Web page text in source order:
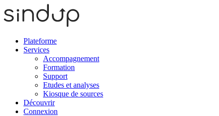
Plateforme
Services
Accompagnement
Formation
Support
Etudes et analyses
Kiosque de sources
Découvrir
Connexion